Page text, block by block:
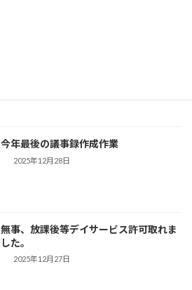
今年最後の議事録作成作業
2025年12月28日
無事、放課後等デイサービス許可取れま
した。
2025年12月27日